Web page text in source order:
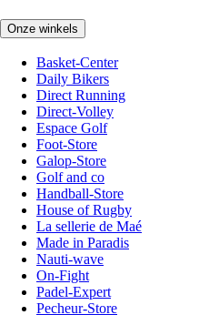
Onze winkels
Basket-Center
Daily Bikers
Direct Running
Direct-Volley
Espace Golf
Foot-Store
Galop-Store
Golf and co
Handball-Store
House of Rugby
La sellerie de Maé
Made in Paradis
Nauti-wave
On-Fight
Padel-Expert
Pecheur-Store